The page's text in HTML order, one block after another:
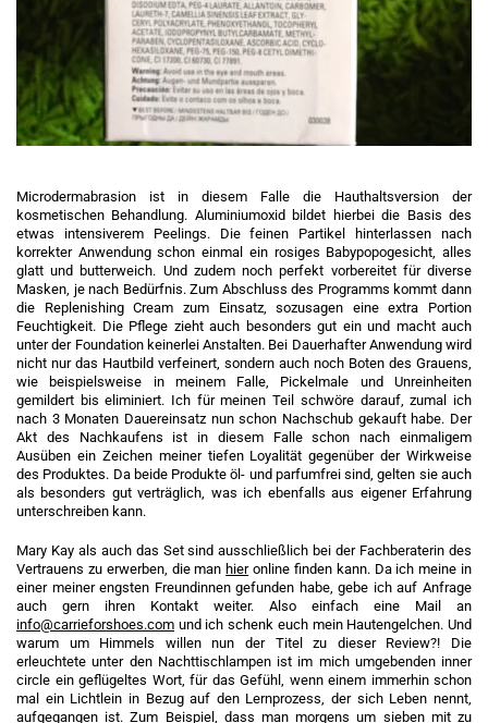
Microdermabrasion ist in diesem Falle die Hauthaltsversion der
kosmetischen Behandlung. Aluminiumoxid bildet hierbei die Basis des
etwas intensiverem Peelings. Die feinen Partikel hinterlassen nach
korrekter Anwendung schon einmal ein rosiges Babypopogesicht, alles
glatt und butterweich. Und zudem noch perfekt vorbereitet für diverse
Masken, je nach Bedürfnis. Zum Abschluss des Programms kommt dann
die Replenishing Cream zum Einsatz, sozusagen eine extra Portion
Feuchtigkeit. Die Pflege zieht auch besonders gut ein und macht auch
unter der Foundation keinerlei Anstalten. Bei Dauerhafter Anwendung wird
nicht nur das Hautbild verfeinert, sondern auch noch Boten des Grauens,
wie beispielsweise in meinem Falle, Pickelmale und Unreinheiten
gemildert bis eliminiert. Ich für meinen Teil schwöre darauf, zumal ich
nach 3 Monaten Dauereinsatz nun schon Nachschub gekauft habe. Der
Akt des Nachkaufens ist in diesem Falle schon nach einmaligem
Ausüben ein Zeichen meiner tiefen Loyalität gegenüber der Wirkweise
des Produktes. Da beide Produkte öl- und parfumfrei sind, gelten sie auch
als besonders gut verträglich, was ich ebenfalls aus eigener Erfahrung
unterschreiben kann.
Mary Kay als auch das Set sind ausschließlich bei der Fachberaterin des
Vertrauens zu erwerben, die man hieronline finden kann. Da ich meine in
einer meiner engsten Freundinnen gefunden habe, gebe ich auf Anfrage
auch gern ihren Kontakt weiter. Also einfach eine Mail an
info@carrieforshoes.com und ich schenk euch mein Hautengelchen. Und
warum um Himmels willen nun der Titel zu dieser Review?! Die
erleuchtete unter den Nachttischlampen ist im mich umgebenden inner
circle ein geflügeltes Wort, für das Gefühl, wenn einem immerhin schon
mal ein Lichtlein in Bezug auf den Lernprozess, der sich Leben nennt,
aufgegangen ist. Zum Beispiel, dass man morgens um sieben mit zu